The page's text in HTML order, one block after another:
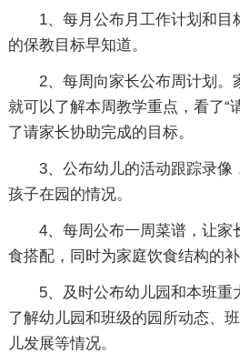
1、每月公布月工作计划和目
的保教目标早知道。
2、每周向家长公布周计划。
就可以了解本周教学重点，看了“
了请家长协助完成的目标。
3、公布幼儿的活动跟踪录像
孩子在园的情况。
4、每周公布一周菜谱，让家
食搭配，同时为家庭饮食结构的补
5、及时公布幼儿园和本班重
了解幼儿园和班级的园所动态、
儿发展等情况。